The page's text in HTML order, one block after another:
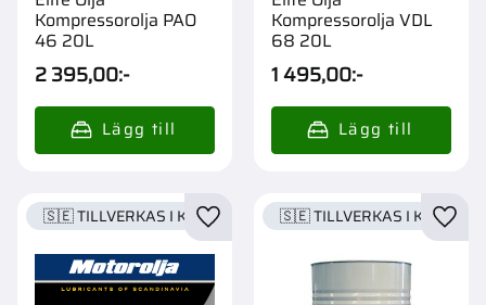
Kompressorolja PAO
46 20L
2 395,00:-
Kompressorolja VDL
68 20L
1 495,00:-
🇸🇪 TILLVERKAS I KARLSTADLägg till i favoriter
🇸🇪 TILLVERKAS I